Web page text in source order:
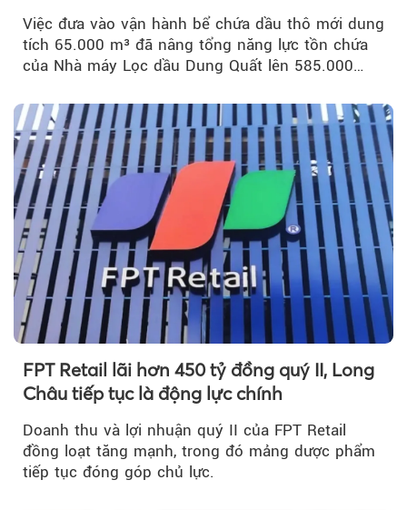
Việc đưa vào vận hành bể chứa dầu thô mới dung
tích 65.000 m³ đã nâng tổng năng lực tồn chứa
của Nhà máy Lọc dầu Dung Quất lên 585.000
FPT Retail lãi hơn 450 tỷ đồng quý II, Long
Châu tiếp tục là động lực chính
Doanh thu và lợi nhuận quý II của FPT Retail
đồng loạt tăng mạnh, trong đó mảng dược phẩm
tiếp tục đóng góp chủ lực.